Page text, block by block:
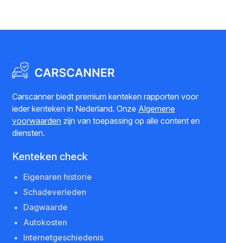
Carscanner biedt premium kenteken rapporten voor
ieder kenteken in Nederland. Onze Algemene
voorwaarden zijn van toepassing op alle content en
diensten.
Kenteken check
Eigenaren historie
Schadeverleden
Dagwaarde
Autokosten
Internetgeschiedenis